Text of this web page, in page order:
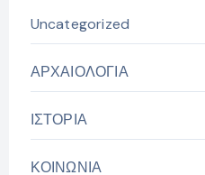
Uncategorized
ΑΡΧΑΙΟΛΟΓΙΑ
ΙΣΤΟΡΙΑ
ΚΟΙΝΩΝΙΑ